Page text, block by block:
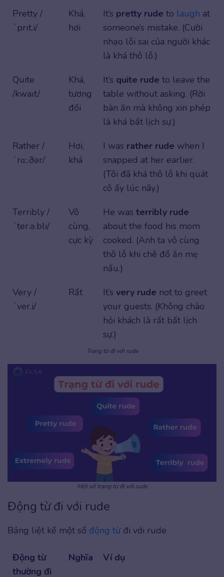
Pretty /
ˈprɪt.i/
Khá,
hơi
It’s pretty rude to laugh at
someone’s mistake. (Cười
nhạo lỗi sai của người khác
là khá thô lỗ.)
Quite
/kwaɪt/
Khá,
tương
đối
It’s quite rude to leave the
table without asking. (Rời
bàn ăn mà không xin phép
là khá bất lịch sự.)
Rather /
ˈrɑː.ðər/
Hơi,
khá
I was rather rude when I
snapped at her earlier.
(Tôi đã khá thô lỗ khi quát
cô ấy lúc nãy.)
Terribly /
ˈter.ə.bli/
Vô
cùng,
cực kỳ
He was terribly rude
about the food his mom
cooked. (Anh ta vô cùng
thô lỗ khi chê đồ ăn mẹ
nấu.)
Very /
ˈver.i/
Rất It’s very rude not to greet
your guests. (Không chào
hỏi khách là rất bất lịch
sự.)
Trạng từ đi với rude
Một số trạng từ đi với rude
Động từ đi với rude
Bảng liệt kế một số động từđi với rude
Động từ
thường đi
Nghĩa Ví dụ